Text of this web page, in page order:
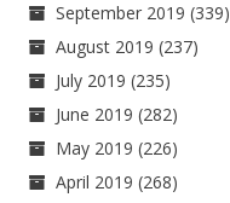
September 2019 (339)
August 2019 (237)
July 2019 (235)
June 2019 (282)
May 2019 (226)
April 2019 (268)